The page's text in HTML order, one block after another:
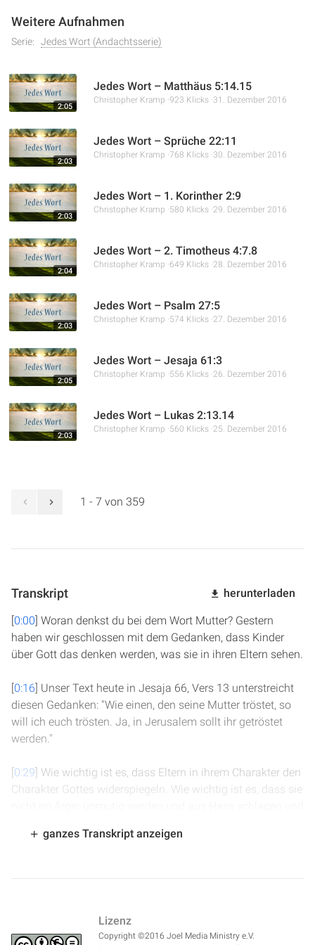
Weitere Aufnahmen
Serie: Jedes Wort (Andachtsserie)
2:05
Jedes Wort – Matthäus 5:14.15
Christopher Kramp 923 Klicks 31. Dezember 2016
2:03
Jedes Wort – Sprüche 22:11
Christopher Kramp 768 Klicks 30. Dezember 2016
2:03
Jedes Wort – 1. Korinther 2:9
Christopher Kramp 580 Klicks 29. Dezember 2016
2:04
Jedes Wort – 2. Timotheus 4:7.8
Christopher Kramp 649 Klicks 28. Dezember 2016
2:03
Jedes Wort – Psalm 27:5
Christopher Kramp 574 Klicks 27. Dezember 2016
2:05
Jedes Wort – Jesaja 61:3
Christopher Kramp 556 Klicks 26. Dezember 2016
2:03
Jedes Wort – Lukas 2:13.14
Christopher Kramp 560 Klicks 25. Dezember 2016
1 - 7 von 359
Transkript herunterladen
[0:00] Woran denkst du bei dem Wort Mutter? Gestern
haben wir geschlossen mit dem Gedanken, dass Kinder
über Gott das denken werden, was sie in ihren Eltern sehen.
[0:16] Unser Text heute in Jesaja 66, Vers 13 unterstreicht
diesen Gedanken: "Wie einen, den seine Mutter tröstet, so
will ich euch trösten. Ja, in Jerusalem sollt ihr getröstet
werden."
[0:29] Wie wichtig ist es, dass Eltern in ihrem Charakter den
Charakter Gottes widerspiegeln. Wie wichtig ist es, dass sie
Gott projizieren.
böse Worte reden.
ganzes Transkript anzeigen
Lizenz
Copyright ©2016 Joel Media Ministry e.V.